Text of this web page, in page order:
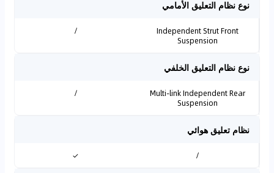
نوع نظام التعليق الأمامي
Independent Strut Front
Suspension
/
نوع نظام التعليق الخلفي
Multi-link Independent Rear
Suspension
/
نظام تعليق هوائي
/
✓